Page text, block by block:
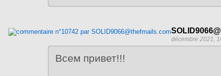
décembre 2021,
Всем привет!!!